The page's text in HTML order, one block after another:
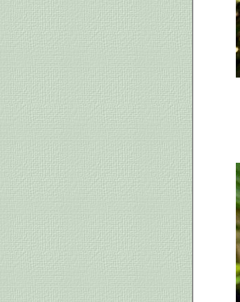
ว่านเศรษฐีน้ำเต้าทอง, ว่านสี่ทิศ
amaryllis สวยๆ และ เอื้องครั่ง
ปรง, มะเขือเทศ, ชบา, พัดโบกแดง
ละ ว่านสี่ทิศ amaryllis Dancing
เอื้องผึ้ง, เอื้องเทียนน้อย และ เอื้อง
เหลืองจันทบูร
มะนาวเทศ Triphasia trifolia
(Burm.t.) P.Wils. กับหนอนผีเสื้อ
ชัชวาลย์, กล้วยไม้ต้นเก่งๆ ฯลฯ
ดอกไม้ใบหญ้าฉ่ำน้ำค้างเมื่อ
อุณหภูมิต่ำกว่า 15 องศา, อเมริกัน
บิวตี้ และ บิวตี้เบอรี่
จันผา Dracaena cocbinchinensis
(Lour.) S.C. Chen. ในยามที่มีดอก
สพรั่ง
คทลียาควีนสิริกิติ์, เข็มชมพูนุช
ละ ทองอุไรแคระดอกสีส้ม